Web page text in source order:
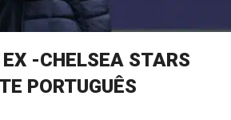
-CHELSEA STARS
PORTUGUÊS